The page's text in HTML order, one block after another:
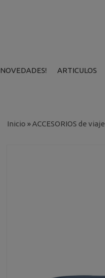
NOVEDADES! ARTICULOS
Inicio »ACCESORIOS de viaje